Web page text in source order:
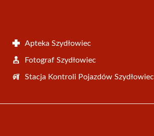
Apteka Szydłowiec
Fotograf Szydłowiec
Stacja Kontroli Pojazdów Szydłowiec